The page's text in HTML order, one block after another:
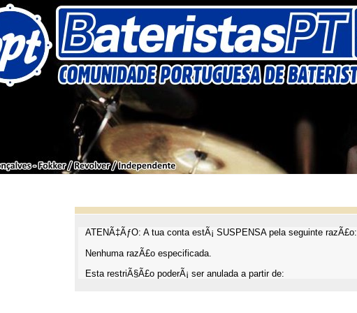
ATENÃ‡ÃƒO: A tua conta estÃ¡ SUSPENSA pela seguinte razÃ£o:
Nenhuma razÃ£o especificada.
Esta restriÃ§Ã£o poderÃ¡ ser anulada a partir de: